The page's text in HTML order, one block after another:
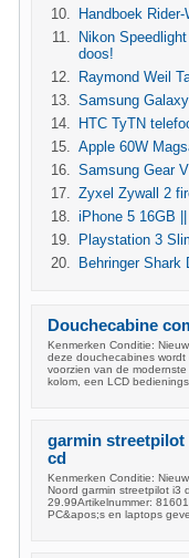
Handboek
Nikon
doos!
Raymond Weil
Samsung
HTC TyTN
Apple 60W
Samsung Gear
Zyxel Zywall 2
iPhone 5 16GB
Playstation 3
Behringer Shark
Douchecabine
Kenmerken Conditie:
deze douchecabines
voorzien van de
kolom, een LCD
garmin streetpilot
cd
Kenmerken Conditie:
Noord garmin streetpilot i3
29.99Artikelnummer:
PC&apos;s en laptops